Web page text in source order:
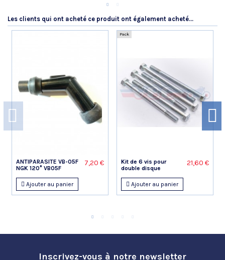
Les clients qui ont acheté ce produit ont également acheté...
ANTIPARASITE VB-05F
NGK 120° VB05F
7,20 €
Ajouter au panier
Pack
Kit de 6 vis pour
double disque
21,60 €
Ajouter au panier
Inscrivez-vous à notre newsletter